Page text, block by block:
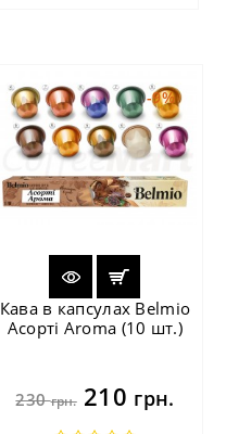
-9%
Кава в капсулах Belmio
Асорті Aroma (10 шт.)
230грн.210 грн.